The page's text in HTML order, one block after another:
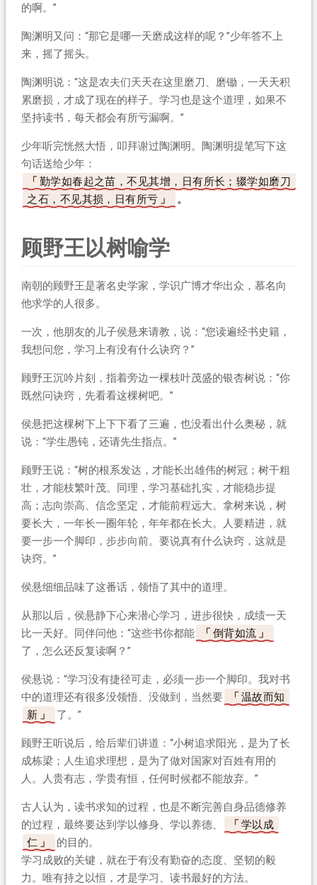
的啊。”
陶渊明又问：“那它是哪一天磨成这样的呢？”少年答不上
来，摇了摇头。
陶渊明说：“这是农夫们天天在这里磨刀、磨锄，一天天积
累磨损，才成了现在的样子。学习也是这个道理，如果不
坚持读书，每天都会有所亏漏啊。”
少年听完恍然大悟，叩拜谢过陶渊明。陶渊明提笔写下这
句话送给少年：
勤学如春起之苗，不见其增，日有所长；辍学如磨刀
之石，不见其损，日有所亏
。
顾野王以树喻学
南朝的顾野王是著名史学家，学识广博才华出众，慕名向
他求学的人很多。
一次，他朋友的儿子侯悬来请教，说：“您读遍经书史籍，
我想问您，学习上有没有什么诀窍？”
顾野王沉吟片刻，指着旁边一棵枝叶茂盛的银杏树说：“你
既然问诀窍，先看看这棵树吧。”
侯悬把这棵树下上下下看了三遍，也没看出什么奥秘，就
说：“学生愚钝，还请先生指点。”
顾野王说：“树的根系发达，才能长出雄伟的树冠；树干粗
壮，才能枝繁叶茂。同理，学习基础扎实，才能稳步提
高；志向崇高、信念坚定，才能前程远大。拿树来说，树
要长大，一年长一圈年轮，年年都在长大。人要精进，就
要一步一个脚印，步步向前。要说真有什么诀窍，这就是
诀窍。”
侯悬细细品味了这番话，领悟了其中的道理。
从那以后，侯悬静下心来潜心学习，进步很快，成绩一天
比一天好。同伴问他：“这些书你都能
倒背如流
了，怎么还反复读啊？”
侯悬说：“学习没有捷径可走，必须一步一个脚印。我对书
中的道理还有很多没领悟、没做到，当然要
温故而知
新
了。”
顾野王听说后，给后辈们讲道：“小树追求阳光，是为了长
成栋梁；人生追求理想，是为了做对国家对百姓有用的
人。人贵有志，学贵有恒，任何时候都不能放弃。”
古人认为，读书求知的过程，也是不断完善自身品德修养
的过程，最终要达到学以修身、学以养德、
学以成
仁
的目的。
学习成败的关键，就在于有没有勤奋的态度、坚韧的毅
力。唯有持之以恒，才是学习、读书最好的方法。